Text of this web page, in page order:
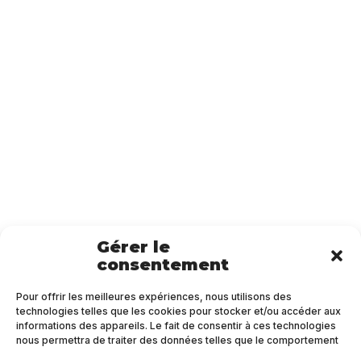
Gérer le
consentement
Pour offrir les meilleures expériences, nous utilisons des
technologies telles que les cookies pour stocker et/ou accéder aux
informations des appareils. Le fait de consentir à ces technologies
nous permettra de traiter des données telles que le comportement